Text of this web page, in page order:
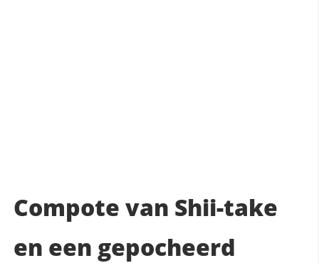
Compote van Shii-take
en een gepocheerd